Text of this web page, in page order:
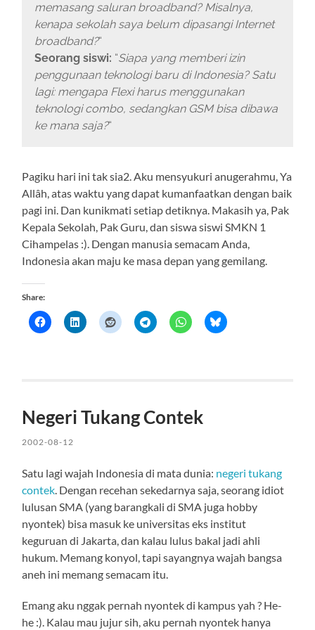
memasang saluran broadband? Misalnya,
kenapa sekolah saya belum dipasangi Internet
broadband?“
Seorang siswi: “Siapa yang memberi izin
penggunaan teknologi baru di Indonesia? Satu
lagi: mengapa Flexi harus menggunakan
teknologi combo, sedangkan GSM bisa dibawa
ke mana saja?“
Pagiku hari ini tak sia2. Aku mensyukuri anugerahmu, Ya
Allâh, atas waktu yang dapat kumanfaatkan dengan baik
pagi ini. Dan kunikmati setiap detiknya. Makasih ya, Pak
Kepala Sekolah, Pak Guru, dan siswa siswi SMKN 1
Cihampelas :). Dengan manusia semacam Anda,
Indonesia akan maju ke masa depan yang gemilang.
Share:
Negeri Tukang Contek
2002-08-12
Satu lagi wajah Indonesia di mata dunia: negeri tukang
contek . Dengan recehan sekedarnya saja, seorang idiot
lulusan SMA (yang barangkali di SMA juga hobby
nyontek) bisa masuk ke universitas eks institut
keguruan di Jakarta, dan kalau lulus bakal jadi ahli
hukum. Memang konyol, tapi sayangnya wajah bangsa
aneh ini memang semacam itu.
Emang aku nggak pernah nyontek di kampus yah ? He-
he :). Kalau mau jujur sih, aku pernah nyontek hanya